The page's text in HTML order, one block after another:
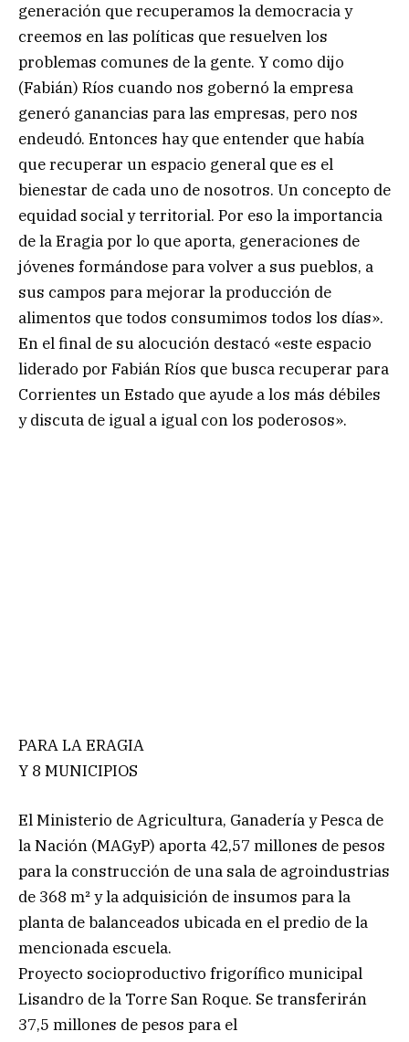
generación que recuperamos la democracia y
creemos en las políticas que resuelven los
problemas comunes de la gente. Y como dijo
(Fabián) Ríos cuando nos gobernó la empresa
generó ganancias para las empresas, pero nos
endeudó. Entonces hay que entender que había
que recuperar un espacio general que es el
bienestar de cada uno de nosotros. Un concepto de
equidad social y territorial. Por eso la importancia
de la Eragia por lo que aporta, generaciones de
jóvenes formándose para volver a sus pueblos, a
sus campos para mejorar la producción de
alimentos que todos consumimos todos los días».
En el final de su alocución destacó «este espacio
liderado por Fabián Ríos que busca recuperar para
Corrientes un Estado que ayude a los más débiles
y discuta de igual a igual con los poderosos».
PARA LA ERAGIA
Y 8 MUNICIPIOS
El Ministerio de Agricultura, Ganadería y Pesca de
la Nación (MAGyP) aporta 42,57 millones de pesos
para la construcción de una sala de agroindustrias
de 368 m² y la adquisición de insumos para la
planta de balanceados ubicada en el predio de la
mencionada escuela.
Proyecto socioproductivo frigorífico municipal
Lisandro de la Torre San Roque. Se transferirán
37,5 millones de pesos para el